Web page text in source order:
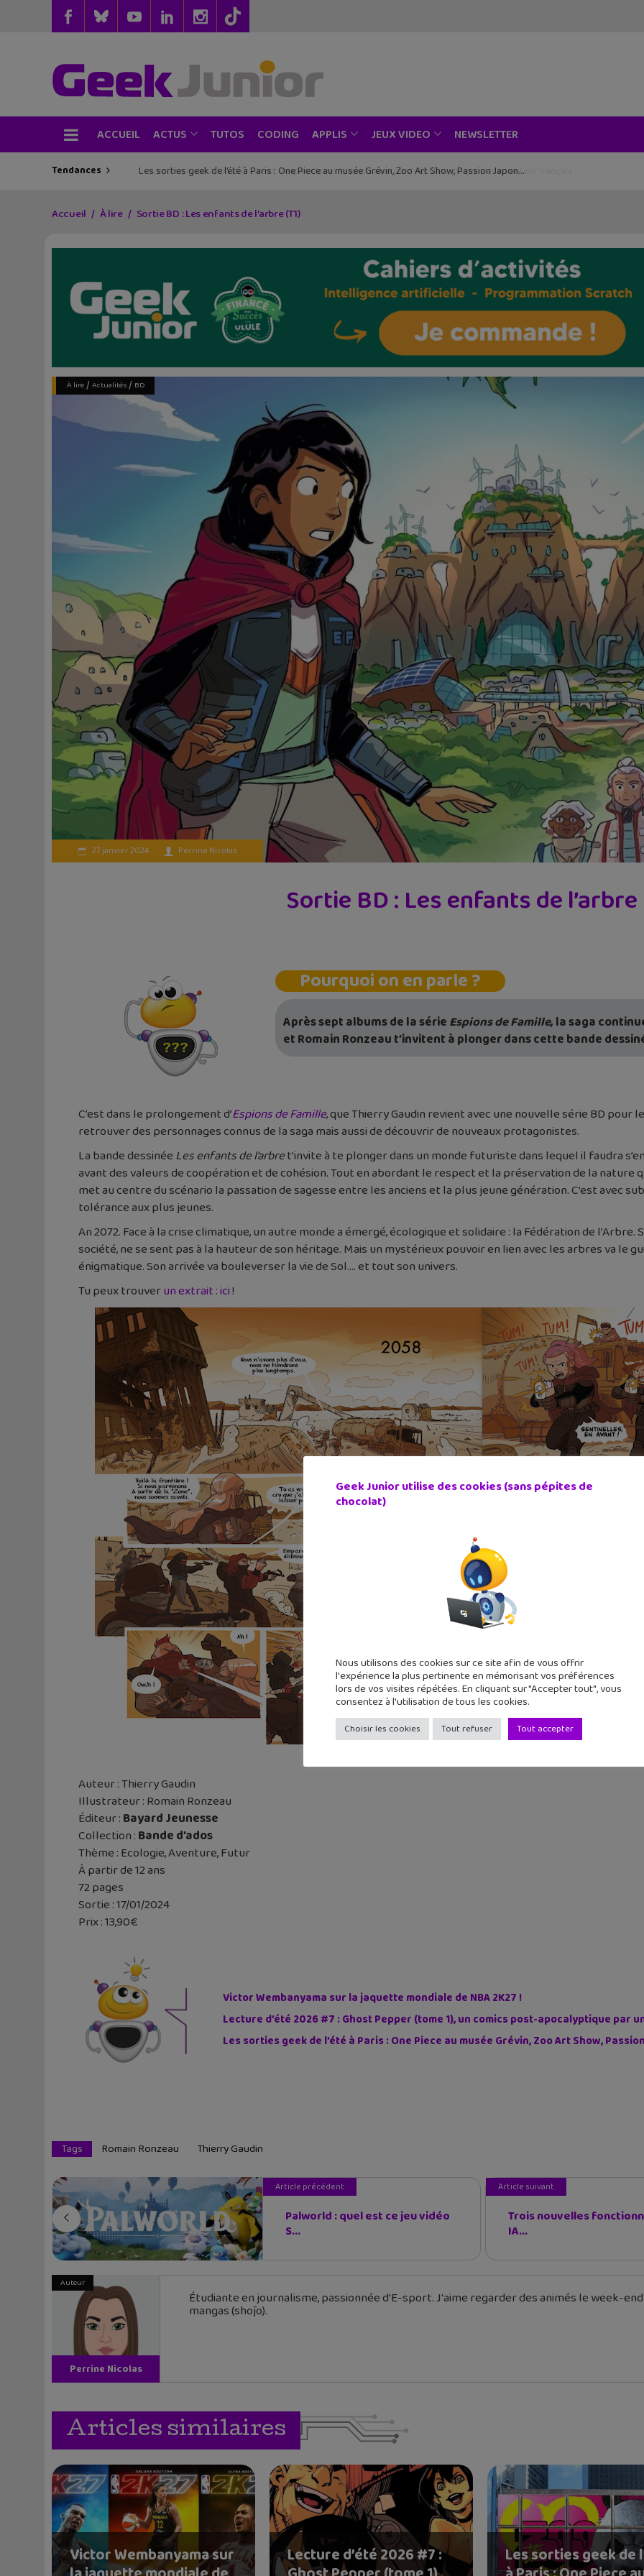
ACCUEIL ACTUS TUTOS CODING APPLIS JEUX VIDEO NEWSLETTER
Tendances Les sorties geek de l’été à Paris : One Piece au musée Grévin, Zoo Art Show, Passion Japon…
Accueil À lire Sortie BD : Les enfants de l’arbre (T1)
À lire/ Actualités/ BD
27 janvier 2024 Perrine Nicolas
Sortie BD : Les enfants de l’arbre
Pourquoi on en parle ?
Après sept albums de la sérieEspions de Famille, la saga
et Romain Ronzeau t’invitent à plonger dans cette bande
C’est dans le prolongement d’Espions de Famille, que Thierry Gaudin revient avec une nouvelle série BD pour
retrouver des personnages connus de la saga mais aussi de découvrir de nouveaux protagonistes.
La bande dessinée Les enfants de l’arbret’invite à te plonger dans un monde futuriste dans lequel il faudra
avant des valeurs de coopération et de cohésion. Tout en abordant le respect et la préservation de la nature
met au centre du scénario la passation de sagesse entre les anciens et la plus jeune génération. C’est avec
tolérance aux plus jeunes.
An 2072. Face à la crise climatique, un autre monde a émergé, écologique et solidaire : la Fédération de
société, ne se sent pas à la hauteur de son héritage. Mais un mystérieux pouvoir en lien avec les arbres va le
énigmatique. Son arrivée va bouleverser la vie de Sol…. et tout son univers.
Tu peux trouverun extrait : ici!
Auteur : Thierry Gaudin
Illustrateur : Romain Ronzeau
Éditeur :Bayard Jeunesse
Collection :Bande d’ados
Thème : Ecologie, Aventure, Futur
À partir de 12 ans
72 pages
Sortie : 17/01/2024
Prix : 13,90€
Victor Wembanyama sur la jaquette mondiale de NBA 2K27 !
Lecture d’été 2026 #7 : Ghost Pepper (tome 1), un comics post-apocalyptique par
Les sorties geek de l’été à Paris : One Piece au musée Grévin, Zoo Art Show,
Tags Romain Ronzeau Thierry Gaudin
Article précédent
Palworld : quel est ce jeu vidéo
S...
Article suivant
Trois nouvelles
IA...
Auteur
Perrine Nicolas
Étudiante en journalisme, passionnée d'E-sport. J'aime regarder des animés le week-
mangas (shōjo).
Articles similaires
Victor Wembanyama sur Lecture d’été 2026 #7 : Les sorties geek de
Geek Junior utilise des cookies (sans pépites de
chocolat)
Nous utilisons des cookies sur ce site afin de vous offrir
l'expérience la plus pertinente en mémorisant vos préférences
lors de vos visites répétées. En cliquant sur "Accepter tout", vous
consentez à l'utilisation de tous les cookies.
Choisir les cookies Tout refuser Tout accepter